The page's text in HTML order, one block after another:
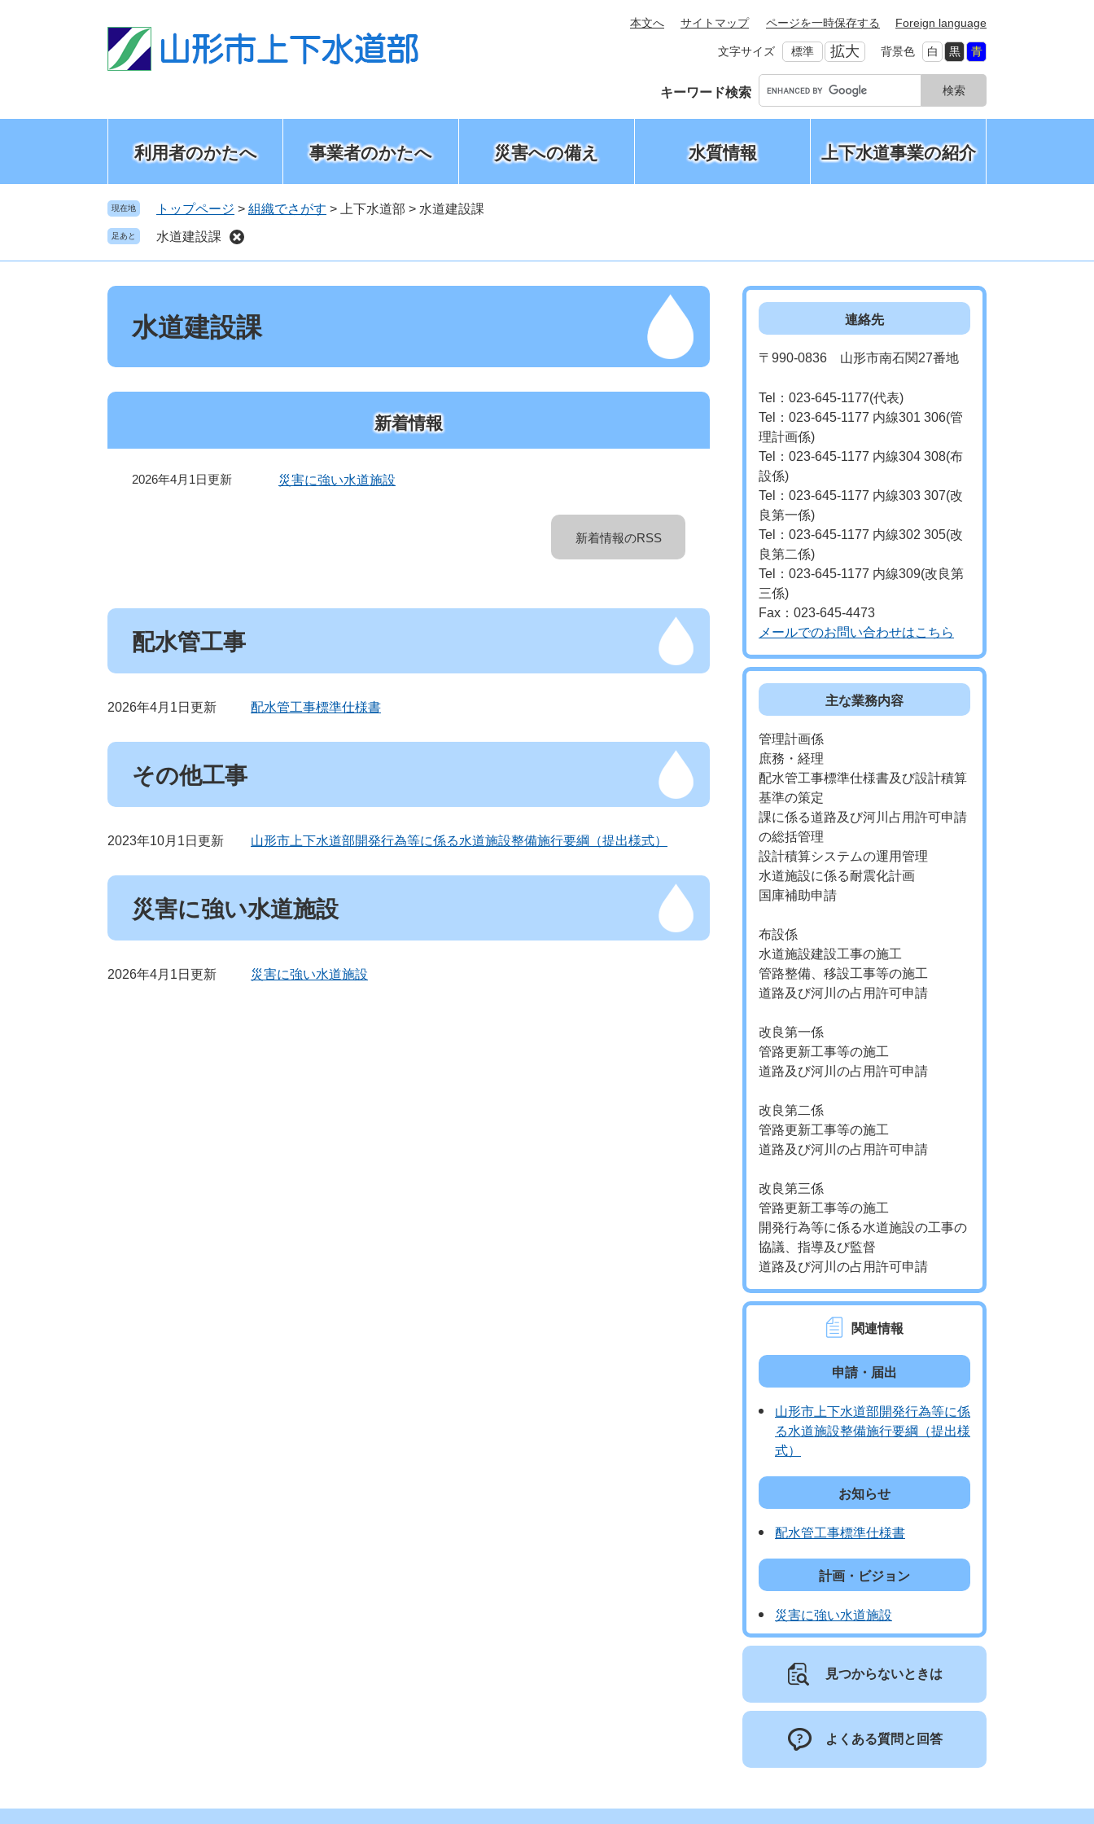
本
本文へ サイトマップ ページを一時保存する Foreign language
文字サイズ 標準 拡大 背景色 白 黒 青
キーワード検索
o
カ
利用者のかたへ 事業者のかたへ 災害への備え 水質情報 上下水道事業の紹介
現在地 トップページ > 組織でさがす > 上下水道部 > 水道建設課
足あと 水道建設課
本
水道建設課
新着情報
2026年4月1日更新 災害に強い水道施設
新着情報のRSS
配水管工事
2026年4月1日更新 配水管工事標準仕様書
その他工事
2023年10月1日更新 山形市上下水道部開発行為等に係る水道施設整備施行要綱（提出様式）
災害に強い水道施設
2026年4月1日更新 災害に強い水道施設
連絡先
〒990-0836 山形市南石関27番地
Tel：023-645-1177 代表
Tel：023-645-1177 内線301 306 管
理計画係
Tel：023-645-1177 内線304 308 布
設係
Tel：023-645-1177 内線303 307 改
良第一係
Tel：023-645-1177 内線302 305 改
良第二係
Tel：023-645-1177 内線309 改良第
三係
Fax：023-645-4473
メールでのお問い合わせはこちら
主な業務内容
管理計画係
庶務・経理
配水管工事標準仕様書及び設計積算
基準の策定
課に係る道路及び河川占用許可申請
の総括管理
設計積算システムの運用管理
水道施設に係る耐震化計画
国庫補助申請
布設係
水道施設建設工事の施工
管路整備、移設工事等の施工
道路及び河川の占用許可申請
改良第一係
管路更新工事等の施工
道路及び河川の占用許可申請
改良第二係
管路更新工事等の施工
道路及び河川の占用許可申請
改良第三係
管路更新工事等の施工
開発行為等に係る水道施設の工事の
協議、指導及び監督
道路及び河川の占用許可申請
関連情報
申請・届出
山形市上下水道部開発行為等に係
る水道施設整備施行要綱（提出様
式）
お知らせ
配水管工事標準仕様書
計画・ビジョン
災害に強い水道施設
見つからないときは
よくある質問と回答